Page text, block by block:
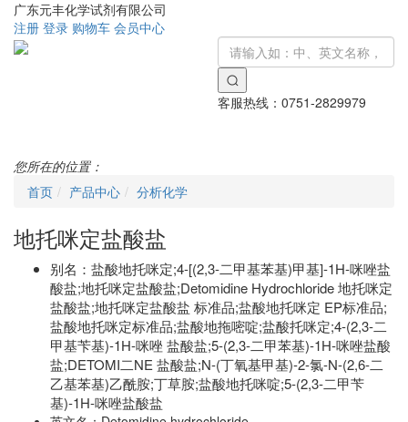
广东元丰化学试剂有限公司
注册 登录 购物车 会员中心
客服热线： 0751-2829979
您所在的位置：
首页
产品中心 分析化学
地托咪定盐酸盐
别名： 盐酸地托咪定;4-[(2,3-二甲基苯基)甲基]-1H-咪唑盐
酸盐;地托咪定盐酸盐;Detomidine Hydrochloride 地托咪定
盐酸盐;地托咪定盐酸盐 标准品;盐酸地托咪定 EP标准品;
盐酸地托咪定标准品;盐酸地拖嘧啶;盐酸托咪定;4-(2,3-二
甲基苄基)-1H-咪唑 盐酸盐;5-(2,3-二甲苯基)-1H-咪唑盐酸
盐;DETOMI二NE 盐酸盐;N-(丁氧基甲基)-2-氯-N-(2,6-二
乙基苯基)乙酰胺;丁草胺;盐酸地托咪啶;5-(2,3-二甲苄
基)-1H-咪唑盐酸盐